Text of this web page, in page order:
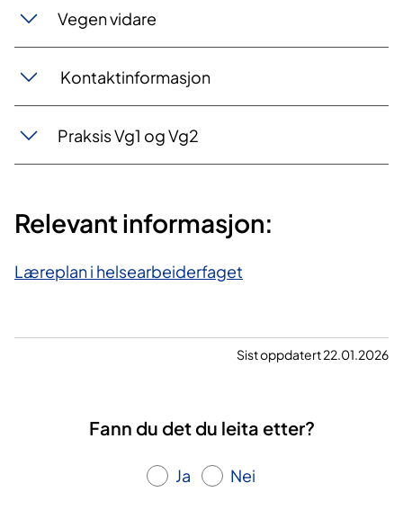
Vegen vidare
Kontaktinformasjon
Praksis Vg1 og Vg2
Relevant informasjon:
Læreplan i helsearbeiderfaget
Sist oppdatert 22.01.2026
Fann du det du leita etter?
Ja Nei